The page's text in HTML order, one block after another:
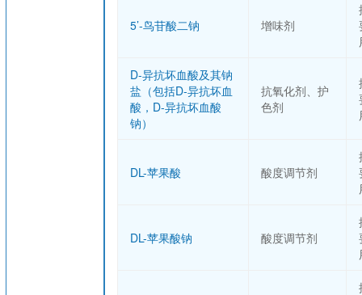
5’-鸟苷酸二钠 增味剂
D-异抗坏血酸及其钠
盐（包括D-异抗坏血
酸，D-异抗坏血酸
钠）
抗氧化剂、护
色剂
DL-苹果酸 酸度调节剂
DL-苹果酸钠 酸度调节剂